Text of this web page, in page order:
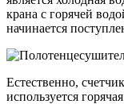
крана с горячей
начинается
Естественно,
используется